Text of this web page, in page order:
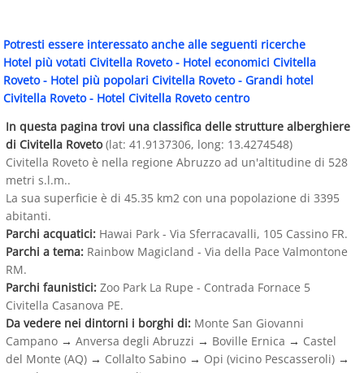
Potresti essere interessato anche alle seguenti ricerche
Hotel più votati Civitella Roveto- Hotel economici Civitella
Roveto- Hotel più popolari Civitella Roveto- Grandi hotel
Civitella Roveto- Hotel Civitella Roveto centro
In questa pagina trovi una classifica delle strutture alberghiere
di Civitella Roveto(lat: 41.9137306, long: 13.4274548)
Civitella Roveto è nella regione Abruzzo ad un'altitudine di 528
metri s.l.m..
La sua superficie è di 45.35 km2 con una popolazione di 3395
abitanti.
Parchi acquatici: Hawai Park - Via Sferracavalli, 105 Cassino FR.
Parchi a tema: Rainbow Magicland - Via della Pace Valmontone
RM.
Parchi faunistici: Zoo Park La Rupe - Contrada Fornace 5
Civitella Casanova PE.
Da vedere nei dintorni i borghi di: Monte San Giovanni
Campano → Anversa degli Abruzzi → Boville Ernica → Castel
del Monte (AQ) → Collalto Sabino → Opi (vicino Pescasseroli) →